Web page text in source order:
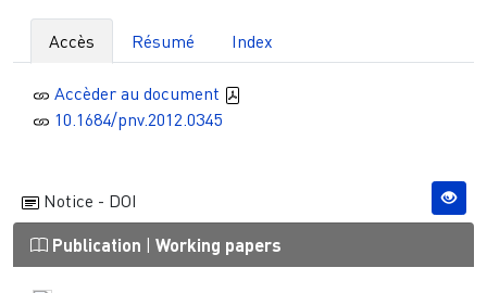
Accès Résumé Index
Accèder au document
10.1684/pnv.2012.0345
Notice - DOI
Publication Working papers